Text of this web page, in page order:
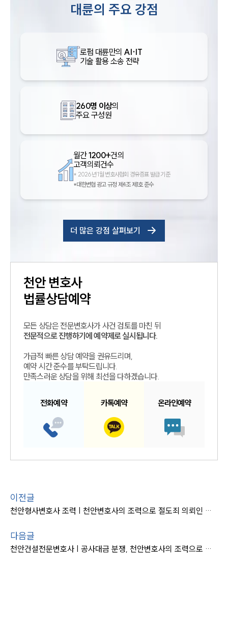
대륜의 주요 강점
로펌 대륜만의 AI·IT
기술 활용 소송 전략
260명 이상의
주요 구성원
월간1200+건의
고객의뢰건수
* 2026년 1월 변호사협회 경유증표 발급 기준
*대한변협 광고 규정 제4조 제1호 준수
더 많은 강점 살펴보기
천안변호사
법률상담예약
모든 상담은 전문변호사가 사건 검토를 마친 뒤
전문적으로 진행하기에 예약제로 실시됩니다.
가급적 빠른 상담 예약을 권유드리며,
예약 시간 준수를 부탁드립니다.
만족스러운 상담을 위해 최선을 다하겠습니다.
전화예약 카톡예약 온라인예약
이전글
천안형사변호사 조력 | 천안변호사의 조력으로 절도죄 의뢰인 불기소
다음글
천안건설전문변호사 | 공사대금 분쟁, 천안변호사의 조력으로 전액 회수